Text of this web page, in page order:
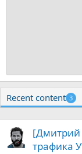
Recent content 3
[Дмитрий
трафика